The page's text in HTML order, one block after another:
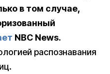
в том случае,
NBC News.
распознавания